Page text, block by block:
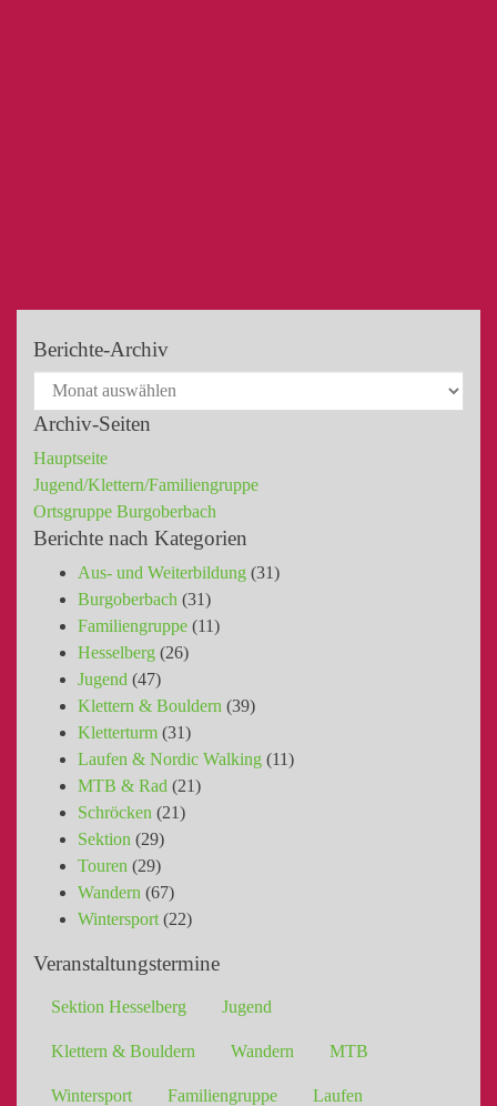
Berichte-Archiv
Archiv-Seiten
Hauptseite
Jugend/Klettern/Familiengruppe
Ortsgruppe Burgoberbach
Berichte nach Kategorien
Aus- und Weiterbildung (31)
Burgoberbach (31)
Familiengruppe (11)
Hesselberg (26)
Jugend (47)
Klettern & Bouldern (39)
Kletterturm (31)
Laufen & Nordic Walking (11)
MTB & Rad (21)
Schröcken (21)
Sektion (29)
Touren (29)
Wandern (67)
Wintersport (22)
Veranstaltungstermine
Sektion Hesselberg Jugend
Klettern & Bouldern Wandern MTB
Wintersport Familiengruppe Laufen